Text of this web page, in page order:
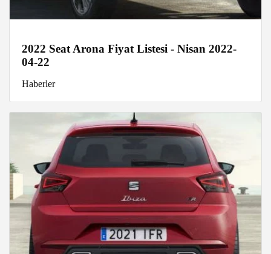
2022 Seat Arona Fiyat Listesi - Nisan 2022-
04-22
Haberler